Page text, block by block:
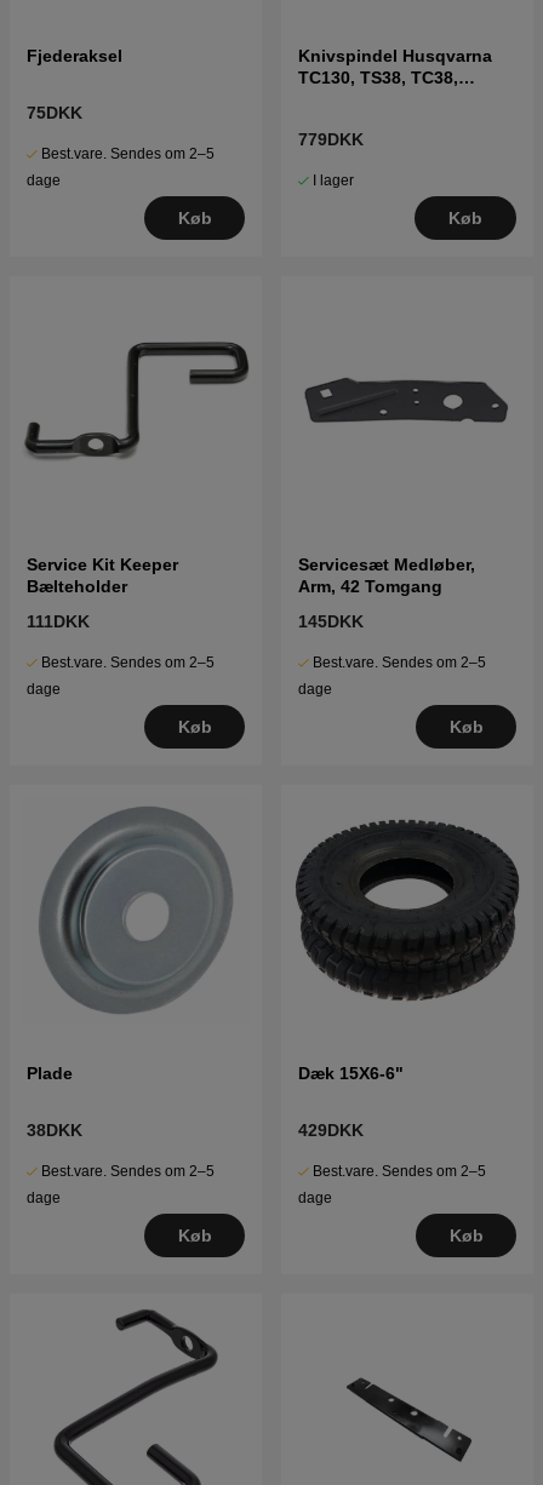
Fjederaksel
75DKK
Best.vare. Sendes om 2–5
dage
Køb
Knivspindel Husqvarna
TC130, TS38, TC38,
779DKK
I lager
Køb
Service Kit Keeper
Bælteholder
111DKK
Best.vare. Sendes om 2–5
dage
Køb
Servicesæt Medløber,
Arm, 42 Tomgang
145DKK
Best.vare. Sendes om 2–5
dage
Køb
Plade
38DKK
Best.vare. Sendes om 2–5
dage
Køb
Dæk 15X6-6"
429DKK
Best.vare. Sendes om 2–5
dage
Køb